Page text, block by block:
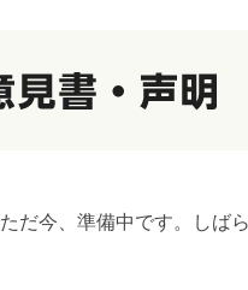
ただ今、準備中です。しば